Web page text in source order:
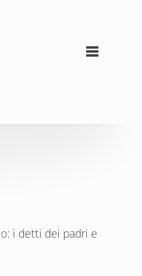
i detti dei padri e